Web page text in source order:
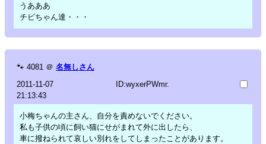
うあああ
チビちゃん達・・・
🐾 4081 ＠ 名無しさん
2011-11-07
21:13:43
ID:wyxerPWmr.
小梅ちゃんの主さん、自分を責めないでください。
私も子供の頃に飼い猫にせがまれて外に出したら、
車に撥ねられて哀しい別れをしてしまったことがあります。